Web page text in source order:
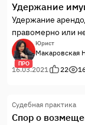
Удержание
Удержание
правомерно или
продолжение
арендатором ООО
смог отстоять
ПРО
Юрист
Макаровская
16.03.2021
22
Судебная практика
Спор о